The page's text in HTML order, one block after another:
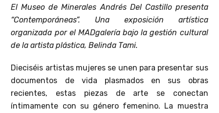
El Museo de Minerales Andrés Del Castillo presenta
“Contemporáneas”. Una exposición artística
organizada por el MADgalería bajo la gestión cultural
de la artista plástica, Belinda Tami.
Dieciséis artistas mujeres se unen para presentar sus
documentos de vida plasmados en sus obras
recientes, estas piezas de arte se conectan
íntimamente con su género femenino. La muestra